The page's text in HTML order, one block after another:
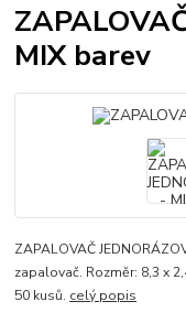
MIX barev
ZAPALOVAČ
zapalovač. Rozměr: 8,3 x
50 kusů. celý popis